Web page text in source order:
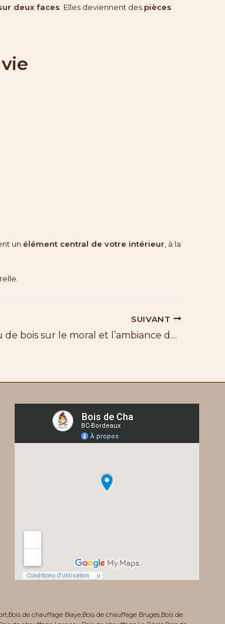
deux faces. Elles deviennent des pièces
un élément central de votre intérieur , à la
SUIVANT
Les bienfaits du feu de bois sur le moral et l’ambiance de la maison
,Bois de chauffage Blaye,Bois de chauffage Bruges,Bois de